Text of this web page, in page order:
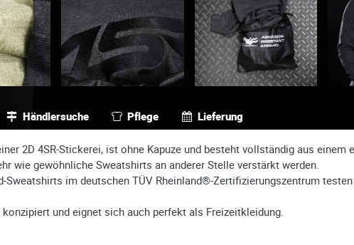
Händlersuche Pflege Lieferung
2D 4SR-Stickerei, ist ohne Kapuze und besteht vollständig aus einem
wie gewöhnliche Sweatshirts an anderer Stelle verstärkt werden.
im deutschen TÜV Rheinland®-Zertifizierungszentrum
und eignet sich auch perfekt als Freizeitkleidung.